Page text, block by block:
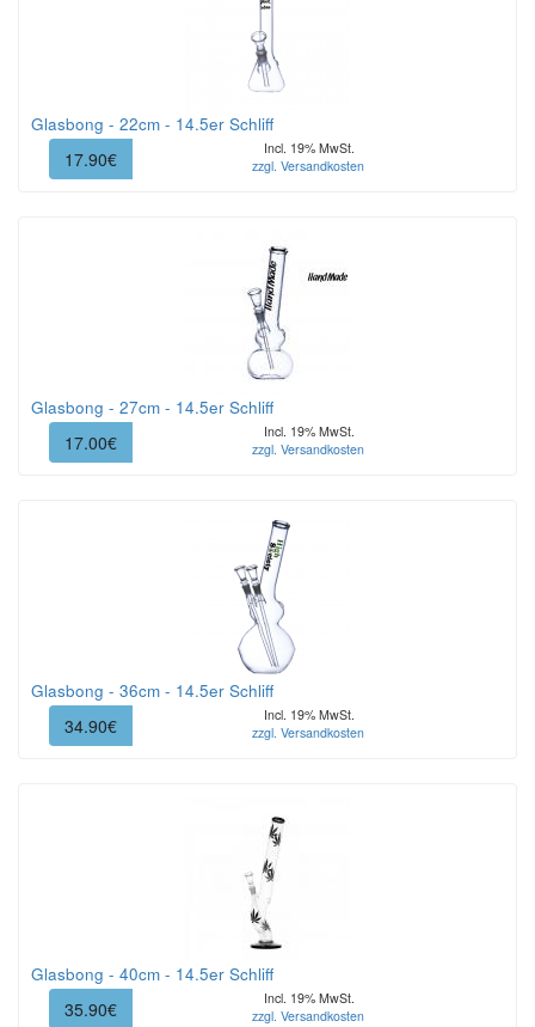
Glasbong - 22cm - 14.5er Schliff
17.90€
Incl. 19% MwSt.
zzgl. Versandkosten
Glasbong - 27cm - 14.5er Schliff
17.00€
Incl. 19% MwSt.
zzgl. Versandkosten
Glasbong - 36cm - 14.5er Schliff
34.90€
Incl. 19% MwSt.
zzgl. Versandkosten
Glasbong - 40cm - 14.5er Schliff
35.90€
Incl. 19% MwSt.
zzgl. Versandkosten